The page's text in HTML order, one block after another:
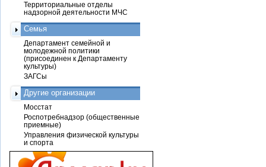
Территориальные отделы
надзорной деятельности МЧС
Семья
Департамент семейной и
молодежной политики
(присоединен к Департаменту
культуры)
ЗАГСы
Другие организации
Мосстат
Роспотребнадзор (общественные
приемные)
Управления физической культуры
и спорта